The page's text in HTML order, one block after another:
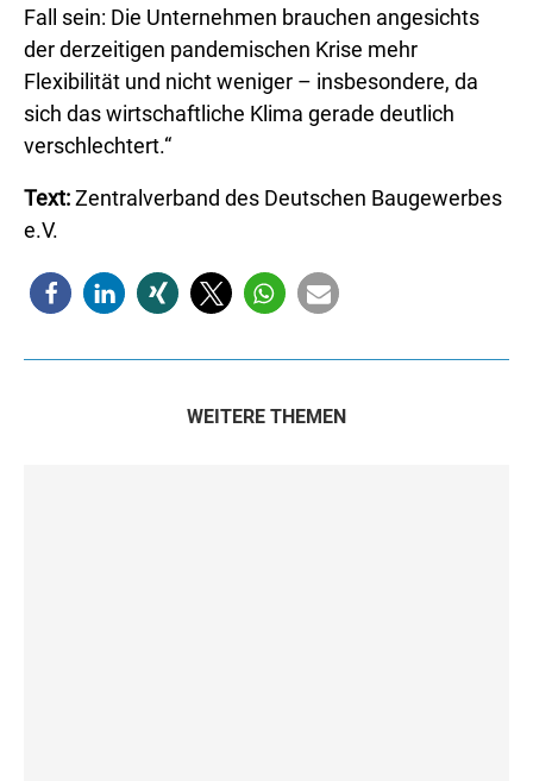
Fall sein: Die Unternehmen brauchen angesichts
der derzeitigen pandemischen Krise mehr
Flexibilität und nicht weniger – insbesondere, da
sich das wirtschaftliche Klima gerade deutlich
verschlechtert.“
Text:Zentralverband des Deutschen Baugewerbes
e.V.
WEITERE THEMEN